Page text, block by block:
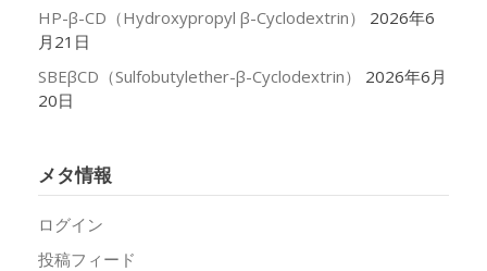
HP-β-CD（Hydroxypropyl β-Cyclodextrin）
2026年6
月21日
SBEβCD（Sulfobutylether-β-Cyclodextrin）
2026年6月
20日
メタ情報
ログイン
投稿フィード